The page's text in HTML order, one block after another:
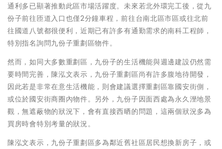
通利多已顯著推動此區市場活躍度。未來若北外環完工後，從九
份子前往匝道入口也僅2分鐘車程，前往台南北區市區或往北前
往國道八號都很便利，近期已有許多有通勤需求的南科工程師，
特別指名詢問九份子重劃區物件。
然而，如同大多數重劃區，九份子的生活機能與週邊建設仍然需
要時間完善，陳泓文表示，九份子重劃區尚有許多腹地待開發，
因此若是非常在意生活機能，則會建議選擇重劃區靠國安街側，
或位於國安街商圈內物件。另外，九份子因面西處為永久溼地景
觀，無遮蔽物的狀況下，會有直接西晒的問題，這兩個狀況多為
買房時會特別考量的狀況。
陳泓文表示，九份子重劃區多為鄰近舊社區居民想換新房子，或